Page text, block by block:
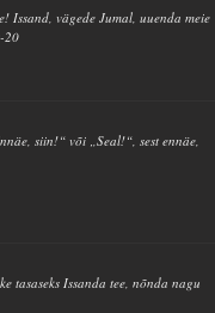
Issand, vägede Jumal, uuenda meie
20
siin!“ või „Seal!“, sest ennäe,
tasaseks Issanda tee, nõnda nagu